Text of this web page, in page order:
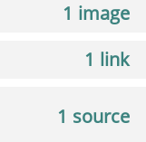
1 image
1 link
1 source